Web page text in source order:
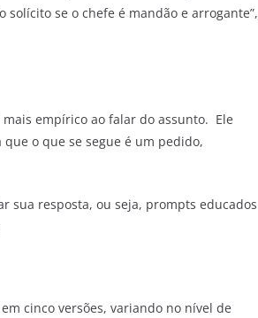
se o chefe é mandão e arrogante”,
empírico ao falar do assunto. Ele
o que se segue é um pedido,
sua resposta, ou seja, prompts educados
cinco versões, variando no nível de